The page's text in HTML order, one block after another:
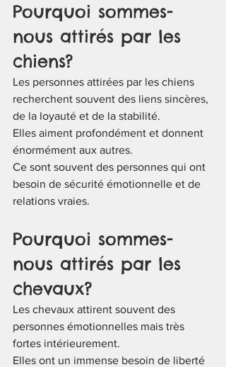
Pourquoi sommes-
nous attirés par les
chiens?
Les personnes attirées par les chiens
recherchent souvent des liens sincères,
de la loyauté et de la stabilité.
Elles aiment profondément et donnent
énormément aux autres.
Ce sont souvent des personnes qui ont
besoin de sécurité émotionnelle et de
relations vraies.
Pourquoi sommes-
nous attirés par les
chevaux?
Les chevaux attirent souvent des
personnes émotionnelles mais très
fortes intérieurement.
Elles ont un immense besoin de liberté